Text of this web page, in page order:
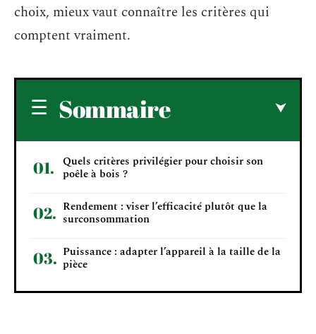
choix, mieux vaut connaître les critères qui
comptent vraiment.
Sommaire
Quels critères privilégier pour choisir son
poêle à bois ?
Rendement : viser l’efficacité plutôt que la
surconsommation
Puissance : adapter l’appareil à la taille de la
pièce